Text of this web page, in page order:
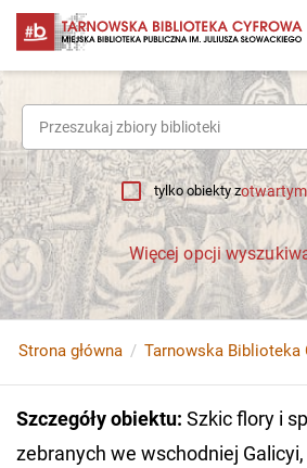
tylko obiekty z
Więcej opcji
Strona główna Tarnowska Biblioteka
Szczegóły obiektu: Szkic flory i
zebranych we wschodniej